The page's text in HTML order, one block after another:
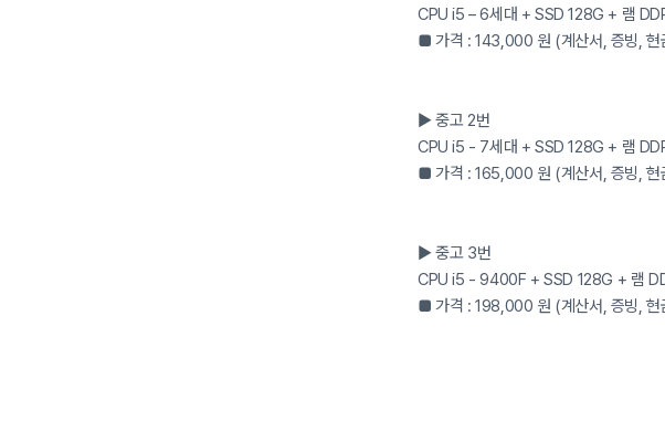
CPU i5 – 6세대 + SSD 128G + 램
■ 가격 : 143,000 원 (계산서, 증빙, 현
▶ 중고 2번
CPU i5 - 7세대 + SSD 128G + 램
■ 가격 : 165,000 원 (계산서, 증빙, 현
▶ 중고 3번
CPU i5 - 9400F + SSD 128G + 램
■ 가격 : 198,000 원 (계산서, 증빙, 현